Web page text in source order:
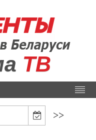
ТВ
>>